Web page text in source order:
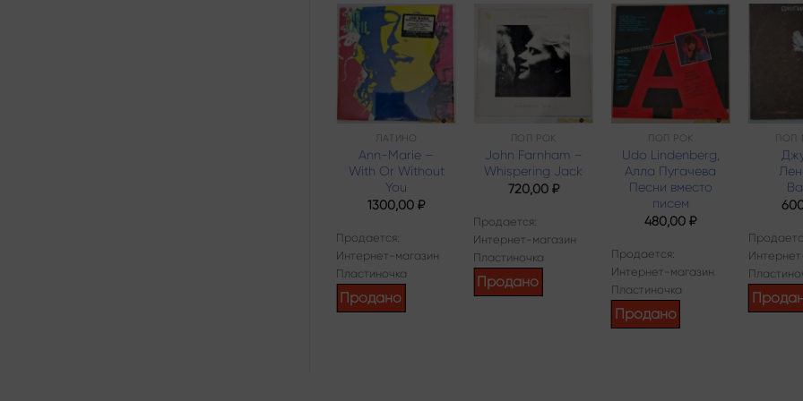
Add to
wishlist
ЛАТИНО
Ann-Marie –
With Or Without
You
1300,00₽
Продается:
Интернет-магазин
Пластиночка
Продано
Add to
ПОП РОК
John Farnham –
Whispering Jack
720,00 ₽
Продается:
Интернет-магазин
Пластиночка
Продано
Add to
wishlist
ПОП РОК
Udo Lindenberg,
Алла Пугачева
Песни вместо
писем
480,00₽
Продается:
Интернет-магазин
Пластиночка
Продано
ПОП